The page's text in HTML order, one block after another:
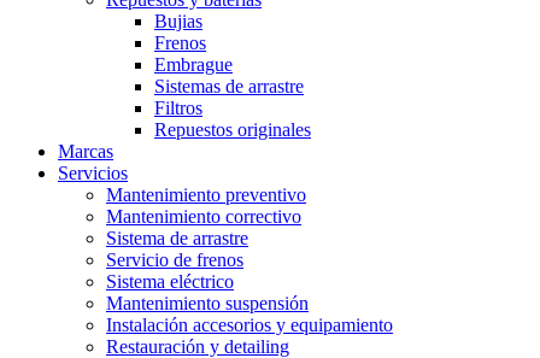
Bujias
Frenos
Embrague
Sistemas de arrastre
Filtros
Repuestos originales
Marcas
Servicios
Mantenimiento preventivo
Mantenimiento correctivo
Sistema de arrastre
Servicio de frenos
Sistema eléctrico
Mantenimiento suspensión
Instalación accesorios y equipamiento
Restauración y detailing